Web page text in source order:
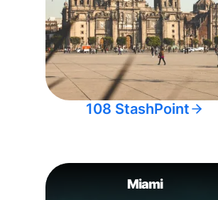
108 StashPoint
Miami